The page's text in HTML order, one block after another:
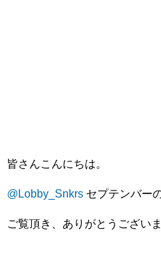
皆さんこんにちは。
@Lobby_Snkrs セプテンバー
ご覧頂き、ありがとうございま